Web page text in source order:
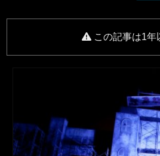
この記事は1年